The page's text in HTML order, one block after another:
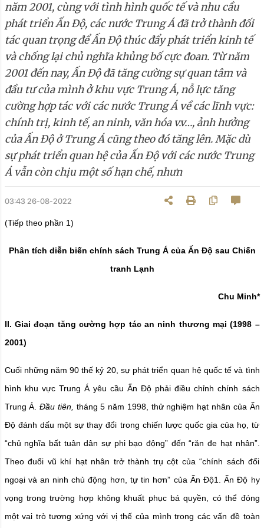
năm 2001, cùng với tình hình quốc tế và nhu cầu
phát triển Ấn Độ, các nước Trung Á đã trở thành đối
tác quan trọng để Ấn Độ thúc đẩy phát triển kinh tế
và chống lại chủ nghĩa khủng bố cực đoan. Từ năm
2001 đến nay, Ấn Độ đã tăng cường sự quan tâm và
đầu tư của mình ở khu vực Trung Á, nỗ lực tăng
cường hợp tác với các nước Trung Á về các lĩnh vực:
chính trị, kinh tế, an ninh, văn hóa v.v…, ảnh hưởng
của Ấn Độ ở Trung Á cũng theo đó tăng lên. Mặc dù
sự phát triển quan hệ của Ấn Độ với các nước Trung
Á vẫn còn chịu một số hạn chế, nhưn
03:43 26-08-2022
(Tiếp theo phần 1)
Phân tích diễn biến chính sách Trung Á của Ấn Độ sau Chiến
tranh Lạnh
Chu Minh*
II. Giai đoạn tăng cường hợp tác an ninh thương mại (1998 –
2001)
Cuối những năm 90 thế kỷ 20, sự phát triển quan hệ quốc tế và tình
hình khu vực Trung Á yêu cầu Ấn Độ phải điều chỉnh chính sách
Trung Á.Đầu tiên, tháng 5 năm 1998, thử nghiệm hạt nhân của Ấn
Độ đánh dấu một sự thay đổi trong chiến lược quốc gia của họ, từ
“chủ nghĩa bất tuân dân sự phi bạo động” đến “răn đe hạt nhân”.
Theo đuổi vũ khí hạt nhân trở thành trụ cột của “chính sách đối
ngoại và an ninh chủ động hơn, tự tin hơn” của Ấn Độ1. Ấn Độ hy
vọng trong trường hợp không khuất phục bá quyền, có thể đóng
một vai trò tương xứng với vị thế của mình trong các vấn đề toàn